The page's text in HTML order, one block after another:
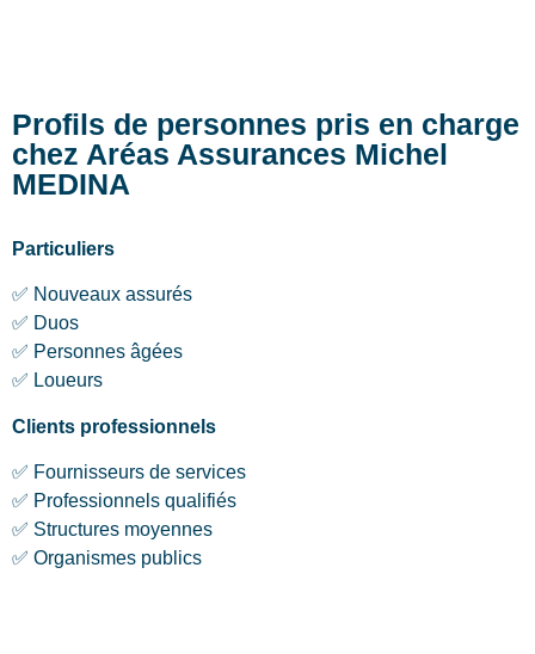
Profils de personnes pris en charge
chez Aréas Assurances Michel
MEDINA
Particuliers
✅ Nouveaux assurés
✅ Duos
✅ Personnes âgées
✅ Loueurs
Clients professionnels
✅ Fournisseurs de services
✅ Professionnels qualifiés
✅ Structures moyennes
✅ Organismes publics